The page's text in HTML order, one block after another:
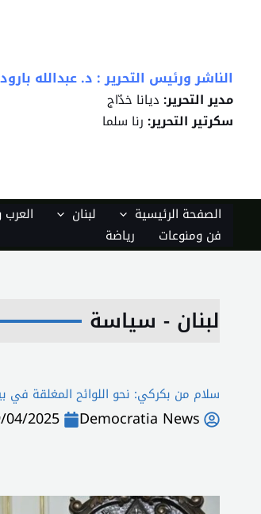
الناشر ورئيس التحرير : د. عبدالله
مدير التحرير: ديانا خدّاج
سكرتير التحرير: رنا سلما
الصفحة الرئيسية لبنان العرب
فن ومنوعات
رياضة
لبنان - سياسة
سلام من بكركي: نحو اللوائح المغلقة في
Democratia News
04/2025